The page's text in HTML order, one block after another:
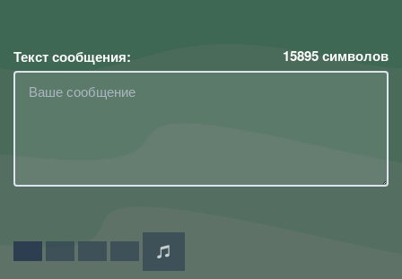
Текст сообщения: 15895символов